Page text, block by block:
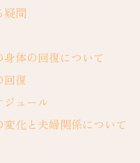
疑問
体の回復について
復
ュール
化と夫婦関係について